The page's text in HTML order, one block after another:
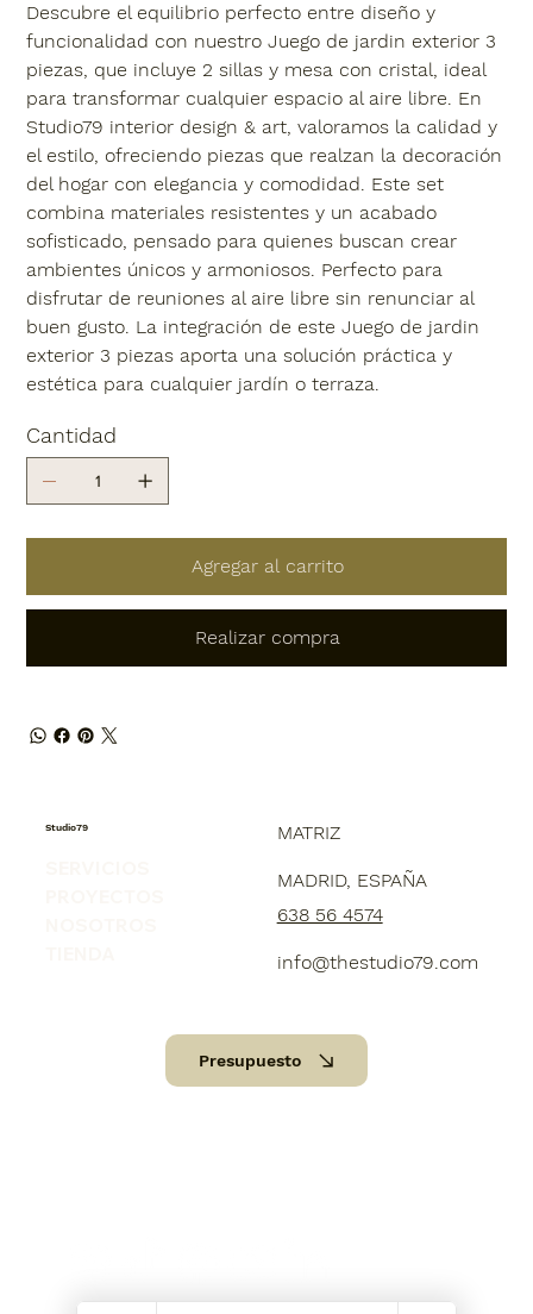
Descubre el equilibrio perfecto entre diseño y
funcionalidad con nuestro Juego de jardin exterior 3
piezas, que incluye 2 sillas y mesa con cristal, ideal
para transformar cualquier espacio al aire libre. En
Studio79 interior design & art, valoramos la calidad y
el estilo, ofreciendo piezas que realzan la decoración
del hogar con elegancia y comodidad. Este set
combina materiales resistentes y un acabado
sofisticado, pensado para quienes buscan crear
ambientes únicos y armoniosos. Perfecto para
disfrutar de reuniones al aire libre sin renunciar al
buen gusto. La integración de este Juego de jardin
exterior 3 piezas aporta una solución práctica y
estética para cualquier jardín o terraza.
Cantidad
Agregar al carrito
Realizar compra
Studio79 MATRIZ
MADRID, ESPAÑA
638 56 4574
info@thestudio79.com
Presupuesto